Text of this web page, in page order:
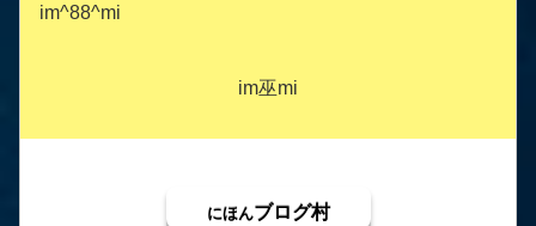
im^88^mi
im巫mi
にほんブログ村